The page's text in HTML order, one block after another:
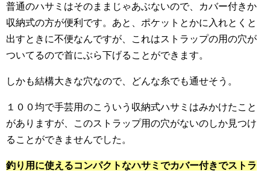
普通のハサミはそのままじゃあぶないので、カバー付きか
収納式の方が便利です。あと、ポケットとかに入れとくと
出すときに不便なんですが、これはストラップの用の穴が
ついてるので首にぶら下げることができます。
しかも結構大きな穴なので、どんな糸でも通せそう。
１００均で手芸用のこういう収納式ハサミはみかけたこと
がありますが、このストラップ用の穴がないのしか見つけ
ることができませんでした。
釣り用に使えるコンパクトなハサミでカバー付きでストラ